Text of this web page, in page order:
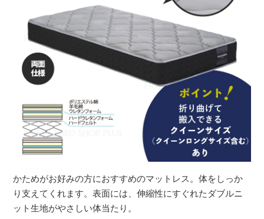
かためがお好みの方におすすめのマットレス。体をしっか
り支えてくれます。表面には、伸縮性にすぐれたダブルニ
ット生地がやさしい体当たり。